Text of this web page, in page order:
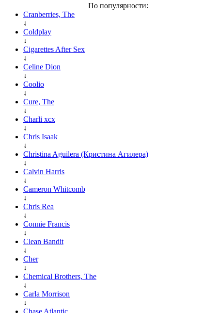
По популярности:
Cranberries, The
↓
Coldplay
↓
Cigarettes After Sex
↓
Celine Dion
↓
Coolio
↓
Cure, The
↓
Charli xcx
↓
Chris Isaak
↓
Christina Aguilera (Кристина Агилера)
↓
Calvin Harris
↓
Cameron Whitcomb
↓
Chris Rea
↓
Connie Francis
↓
Clean Bandit
↓
Cher
↓
Chemical Brothers, The
↓
Carla Morrison
↓
Chase Atlantic